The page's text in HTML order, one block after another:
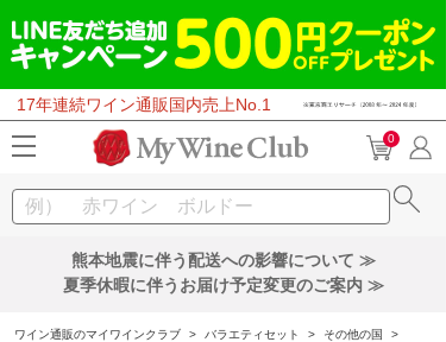
17年連続ワイン通販国内売上No.1
0
熊本地震に伴う配送への影響について ≫
夏季休暇に伴うお届け予定変更のご案内 ≫
ワイン通販のマイワインクラブ > バラエティセット > その他の国
>